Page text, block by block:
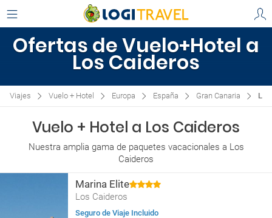
Ofertas de Vuelo+Hotel a
Los Caideros
Viajes Vuelo + Hotel Europa España Gran Canaria
Vuelo + Hotel a Los Caideros
Nuestra amplia gama de paquetes vacacionales a Los
Caideros
Marina Elite
Los Caideros
Seguro de Viaje Incluido